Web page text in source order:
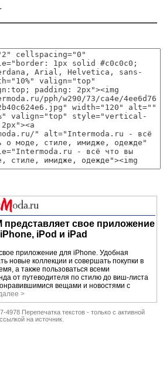
представляет свое приложение
iPod и iPad
приложение для iPhone. Удобная
новые коллекции и совершать покупки в
а также пользоваться всеми
от путеводителя по стилю до виш-листа
вещами и новостями с
>
Перепечатка текстов - только с активной
ссылкой на источник.